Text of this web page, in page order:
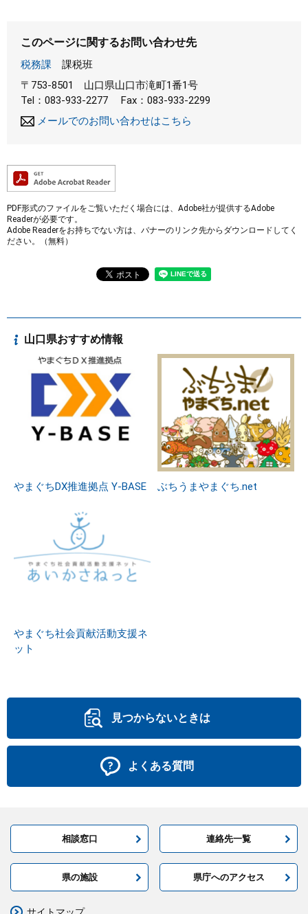
このページに関するお問い合わせ先
税務課
課税班
〒753-8501
山口県山口市滝町1番1号
Tel：083-933-2277
Fax：083-933-2299
メールでのお問い合わせはこちら
PDF形式のファイルをご覧いただく場合には、Adobe社が提供するAdobe
Readerが必要です。
Adobe Readerをお持ちでない方は、バナーのリンク先からダウンロードしてく
ださい。（無料）
山口県おすすめ情報
やまぐちDX推進拠点 Y-BASE ぶちうまやまぐち.net
やまぐち社会貢献活動支援ネ
ット
見つからないときは
よくある質問
相談窓口 連絡先一覧
県の施設 県庁へのアクセス
サイトマップ